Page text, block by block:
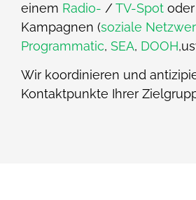
einem Radio- /TV-Spot
Kampagnen (soziale
Programmatic, SEA, DOOH
Wir koordinieren und
Kontaktpunkte Ihrer